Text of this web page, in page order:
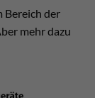
Bereich der
mehr dazu